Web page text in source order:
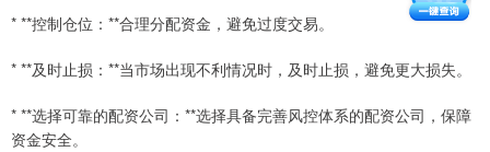
* **控制仓位：**合理分配资金，避免过度交易。
* **及时止损：**当市场出现不利情况时，及时止损，避免更大损失。
* **选择可靠的配资公司：**选择具备完善风控体系的配资公司，保障
资金安全。